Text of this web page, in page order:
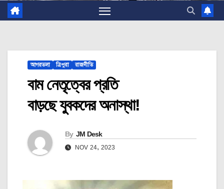
আগরতলা ত্রিপুরা রাজনীতি
বাম নেতৃত্বের প্রতি
বাড়ছে যুবকদের অনাস্থা!
By JM Desk
NOV 24, 2023